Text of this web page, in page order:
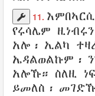
11. እምበኣርሲ
የሩሳሌም ዚነብሩን
አሎ፡ ኢልካ
ኤዳልወልኩም ፡
አሎኹ። ስለዚ
ይመለስ ፡